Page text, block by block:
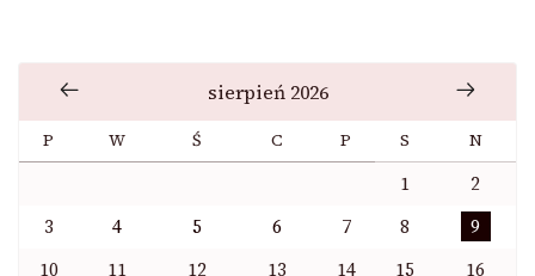
sierpień 2026
P W Ś C P S N
1
2
3
4 5 6 7 8
9
10
11 12 13 14 15 16